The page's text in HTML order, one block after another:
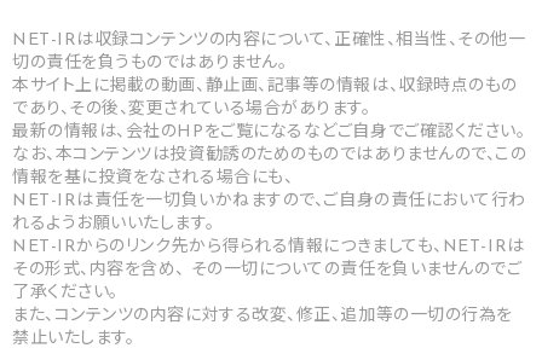
NET-IRは収録コンテンツの内容について、正確性、相当性、その他一
切の責任を負うものではありません。
本サイト上に掲載の動画、静止画、記事等の情報は、収録時点のもの
であり、その後、変更されている場合があります。
最新の情報は、会社のHPをご覧になるなどご自身でご確認ください。
なお、本コンテンツは投資勧誘のためのものではありませんので、この
情報を基に投資をなされる場合にも、
NET-IRは責任を一切負いかねますので、ご自身の責任において行わ
れるようお願いいたします。
NET-IRからのリンク先から得られる情報につきましても、NET-IRは
その形式、内容を含め、 その一切についての責任を負いませんのでご
了承ください。
また、コンテンツの内容に対する改変、修正、追加等の一切の行為を
禁止いたします。